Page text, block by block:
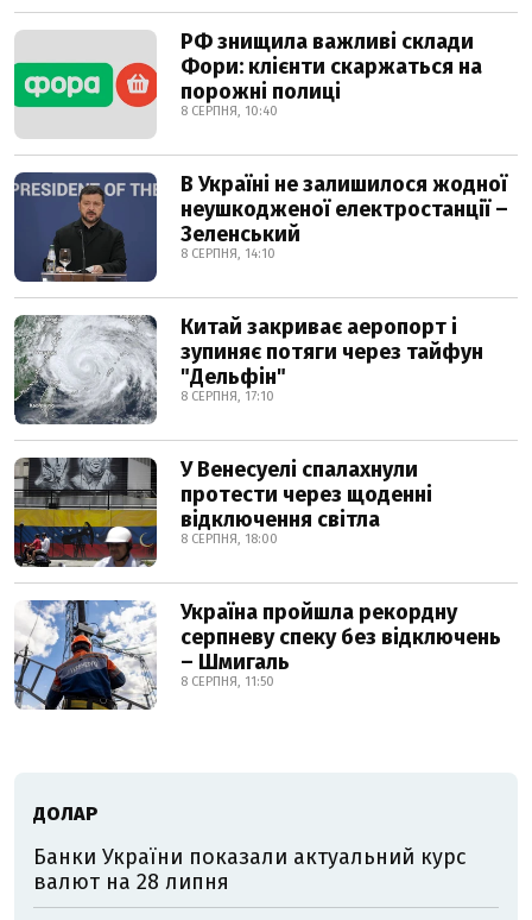
РФ знищила важливі склади
Фори: клієнти скаржаться на
порожні полиці
8 СЕРПНЯ, 10:40
В Україні не залишилося жодної
неушкодженої електростанції –
Зеленський
8 СЕРПНЯ, 14:10
Китай закриває аеропорт і
зупиняє потяги через тайфун
"Дельфін"
8 СЕРПНЯ, 17:10
У Венесуелі спалахнули
протести через щоденні
відключення світла
8 СЕРПНЯ, 18:00
Україна пройшла рекордну
серпневу спеку без відключень
– Шмигаль
8 СЕРПНЯ, 11:50
ДОЛАР
Банки України показали актуальний курс
валют на 28 липня